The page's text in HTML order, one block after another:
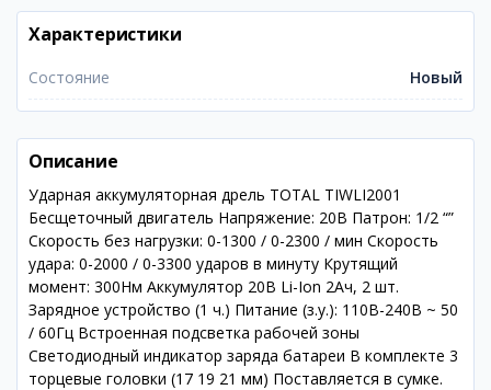
Характеристики
Состояние Новый
Описание
Ударная аккумуляторная дрель TOTAL TIWLI2001
Бесщеточный двигатель Напряжение: 20В Патрон: 1/2 “”
Скорость без нагрузки: 0-1300 / 0-2300 / мин Скорость
удара: 0-2000 / 0-3300 ударов в минуту Крутящий
момент: 300Нм Аккумулятор 20В Li-Ion 2Ач, 2 шт.
Зарядное устройство (1 ч.) Питание (з.у.): 110В-240В ~ 50
/ 60Гц Встроенная подсветка рабочей зоны
Светодиодный индикатор заряда батареи В комплекте 3
торцевые головки (17 19 21 мм) Поставляется в сумке.